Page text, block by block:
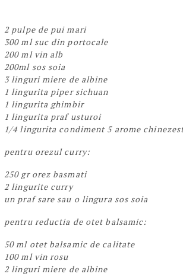
2 pulpe de pui mari
300 ml suc din portocale
200 ml vin alb
200ml sos soia
3 linguri miere de albine
1 lingurita piper sichuan
1 lingurita ghimbir
1 lingurita praf usturoi
1/4 lingurita condiment 5 arome
pentru orezul curry:
250 gr orez basmati
2 lingurite curry
un praf sare sau o lingura sos soia
pentru reductia de otet balsamic:
50 ml otet balsamic de calitate
100 ml vin rosu
2 linguri miere de albine